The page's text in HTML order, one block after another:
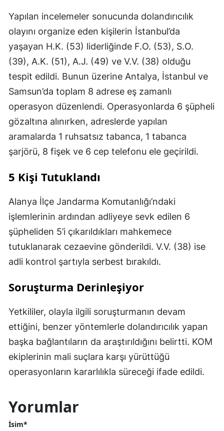
Yapılan incelemeler sonucunda dolandırıcılık
olayını organize eden kişilerin İstanbul’da
yaşayan H.K. (53) liderliğinde F.O. (53), S.O.
(39), A.K. (51), A.J. (49) ve V.V. (38) olduğu
tespit edildi. Bunun üzerine Antalya, İstanbul ve
Samsun’da toplam 8 adrese eş zamanlı
operasyon düzenlendi. Operasyonlarda 6 şüpheli
gözaltına alınırken, adreslerde yapılan
aramalarda 1 ruhsatsız tabanca, 1 tabanca
şarjörü, 8 fişek ve 6 cep telefonu ele geçirildi.
5 Kişi Tutuklandı
Alanya İlçe Jandarma Komutanlığı’ndaki
işlemlerinin ardından adliyeye sevk edilen 6
şüpheliden 5’i çıkarıldıkları mahkemece
tutuklanarak cezaevine gönderildi. V.V. (38) ise
adli kontrol şartıyla serbest bırakıldı.
Soruşturma Derinleşiyor
Yetkililer, olayla ilgili soruşturmanın devam
ettiğini, benzer yöntemlerle dolandırıcılık yapan
başka bağlantıların da araştırıldığını belirtti. KOM
ekiplerinin mali suçlara karşı yürüttüğü
operasyonların kararlılıkla süreceği ifade edildi.
Yorumlar
İsim*